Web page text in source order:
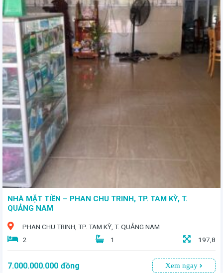
NHÀ MẶT TIỀN – PHAN CHU TRINH, TP. TAM KỲ, T.
QUẢNG NAM
PHAN CHU TRINH, TP. TAM KỲ, T. QUẢNG NAM
2
1 197,8
7.000.000.000 đồng Xem ngay